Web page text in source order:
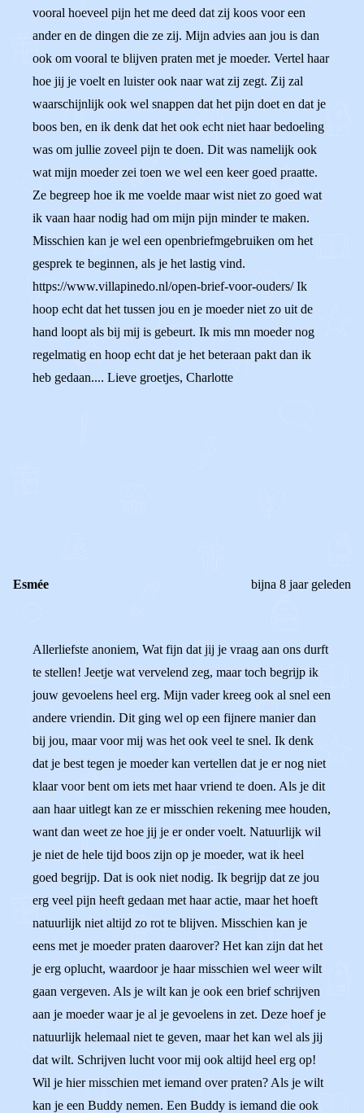
vooral hoeveel pijn het me deed dat zij koos voor een
ander en de dingen die ze zij. Mijn advies aan jou is dan
ook om vooral te blijven praten met je moeder. Vertel haar
hoe jij je voelt en luister ook naar wat zij zegt. Zij zal
waarschijnlijk ook wel snappen dat het pijn doet en dat je
boos ben, en ik denk dat het ook echt niet haar bedoeling
was om jullie zoveel pijn te doen. Dit was namelijk ook
wat mijn moeder zei toen we wel een keer goed praatte.
Ze begreep hoe ik me voelde maar wist niet zo goed wat
ik vaan haar nodig had om mijn pijn minder te maken.
Misschien kan je wel een openbriefmgebruiken om het
gesprek te beginnen, als je het lastig vind.
https://www.villapinedo.nl/open-brief-voor-ouders/ Ik
hoop echt dat het tussen jou en je moeder niet zo uit de
hand loopt als bij mij is gebeurt. Ik mis mn moeder nog
regelmatig en hoop echt dat je het beteraan pakt dan ik
heb gedaan.... Lieve groetjes, Charlotte
Esmée bijna 8 jaar geleden
Allerliefste anoniem, Wat fijn dat jij je vraag aan ons durft
te stellen! Jeetje wat vervelend zeg, maar toch begrijp ik
jouw gevoelens heel erg. Mijn vader kreeg ook al snel een
andere vriendin. Dit ging wel op een fijnere manier dan
bij jou, maar voor mij was het ook veel te snel. Ik denk
dat je best tegen je moeder kan vertellen dat je er nog niet
klaar voor bent om iets met haar vriend te doen. Als je dit
aan haar uitlegt kan ze er misschien rekening mee houden,
want dan weet ze hoe jij je er onder voelt. Natuurlijk wil
je niet de hele tijd boos zijn op je moeder, wat ik heel
goed begrijp. Dat is ook niet nodig. Ik begrijp dat ze jou
erg veel pijn heeft gedaan met haar actie, maar het hoeft
natuurlijk niet altijd zo rot te blijven. Misschien kan je
eens met je moeder praten daarover? Het kan zijn dat het
je erg oplucht, waardoor je haar misschien wel weer wilt
gaan vergeven. Als je wilt kan je ook een brief schrijven
aan je moeder waar je al je gevoelens in zet. Deze hoef je
natuurlijk helemaal niet te geven, maar het kan wel als jij
dat wilt. Schrijven lucht voor mij ook altijd heel erg op!
Wil je hier misschien met iemand over praten? Als je wilt
kan je een Buddy nemen. Een Buddy is iemand die ook